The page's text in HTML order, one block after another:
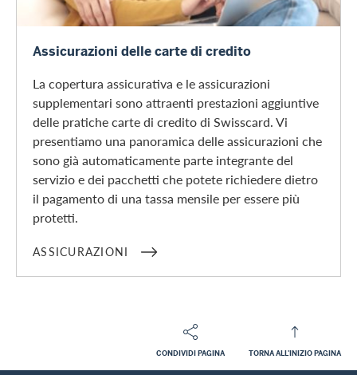
Assicurazioni
Assicurazioni delle carte di credito
La copertura assicurativa e le assicurazioni
supplementari sono attraenti prestazioni aggiuntive
delle pratiche carte di credito di Swisscard. Vi
presentiamo una panoramica delle assicurazioni che
sono già automaticamente parte integrante del
servizio e dei pacchetti che potete richiedere dietro
il pagamento di una tassa mensile per essere più
protetti.
ASSICURAZIONI
CONDIVIDI PAGINA TORNA ALL'INIZIO PAGINA